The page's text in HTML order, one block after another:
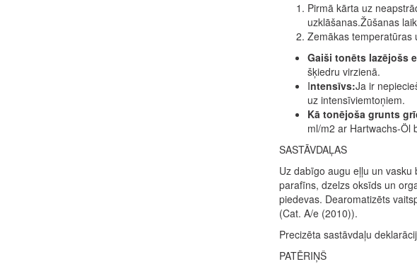
Pirmā kārta uz
uzklāšanas.Žūšanas
Zemākas temperatūras
Gaiši tonēts lazējošs
šķiedru virzienā.
Intensīvs:Ja ir
uz intensīviemtoņiem.
Kā tonējoša grunts
ml/m2 ar Hartwachs-Öl
SASTĀVDAĻAS
Uz dabīgo augu eļļu un
parafīns, dzelzs oksīds un
piedevas. Dearomatizēts
(Cat. A/e (2010)).
Precizēta sastāvdaļu
PATĒRIŅŠ